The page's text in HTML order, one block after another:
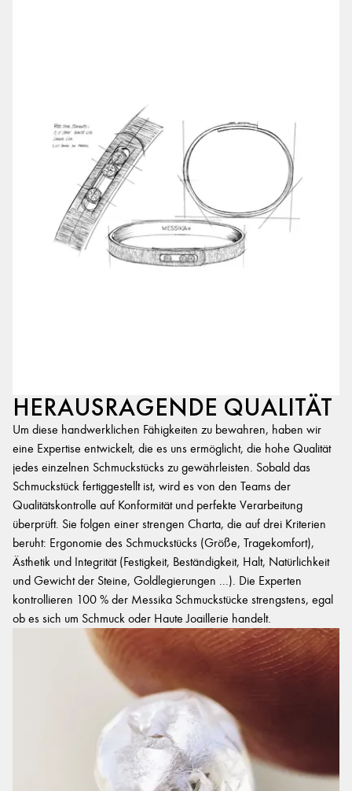
HERAUSRAGENDE QUALITÄT
Um diese handwerklichen Fähigkeiten zu bewahren, haben wir
eine Expertise entwickelt, die es uns ermöglicht, die hohe Qualität
jedes einzelnen Schmuckstücks zu gewährleisten. Sobald das
Schmuckstück fertiggestellt ist, wird es von den Teams der
Qualitätskontrolle auf Konformität und perfekte Verarbeitung
überprüft. Sie folgen einer strengen Charta, die auf drei Kriterien
beruht: Ergonomie des Schmuckstücks (Größe, Tragekomfort),
Ästhetik und Integrität (Festigkeit, Beständigkeit, Halt, Natürlichkeit
und Gewicht der Steine, Goldlegierungen ...). Die Experten
kontrollieren 100 % der Messika Schmuckstücke strengstens, egal
ob es sich um Schmuck oder Haute Joaillerie handelt.